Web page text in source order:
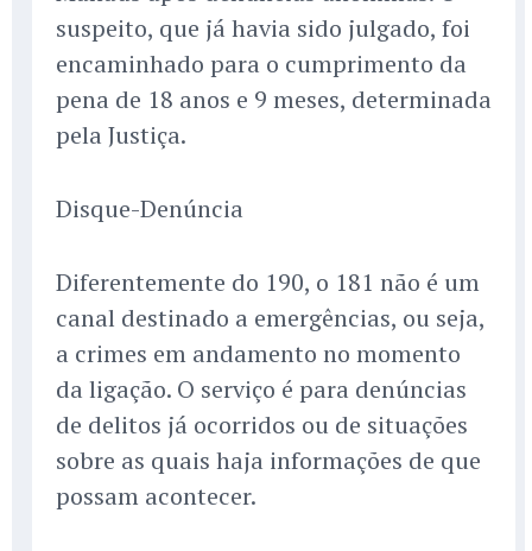
suspeito, que já havia sido julgado, foi
encaminhado para o cumprimento da
pena de 18 anos e 9 meses, determinada
pela Justiça.
Disque-Denúncia
Diferentemente do 190, o 181 não é um
canal destinado a emergências, ou seja,
a crimes em andamento no momento
da ligação. O serviço é para denúncias
de delitos já ocorridos ou de situações
sobre as quais haja informações de que
possam acontecer.